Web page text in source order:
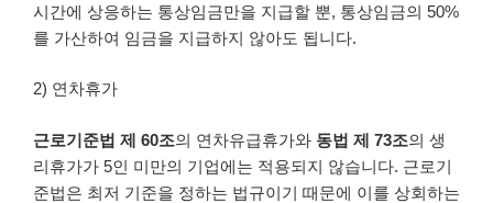
시간에 상응하는 통상임금만을 지급할 뿐, 통상임금의 50%
를 가산하여 임금을 지급하지 않아도 됩니다.
2) 연차휴가
근로기준법 제 60조의 연차유급휴가와 동법 제 73조의 생
리휴가가 5인 미만의 기업에는 적용되지 않습니다. 근로기
준법은 최저 기준을 정하는 법규이기 때문에 이를 상회하는